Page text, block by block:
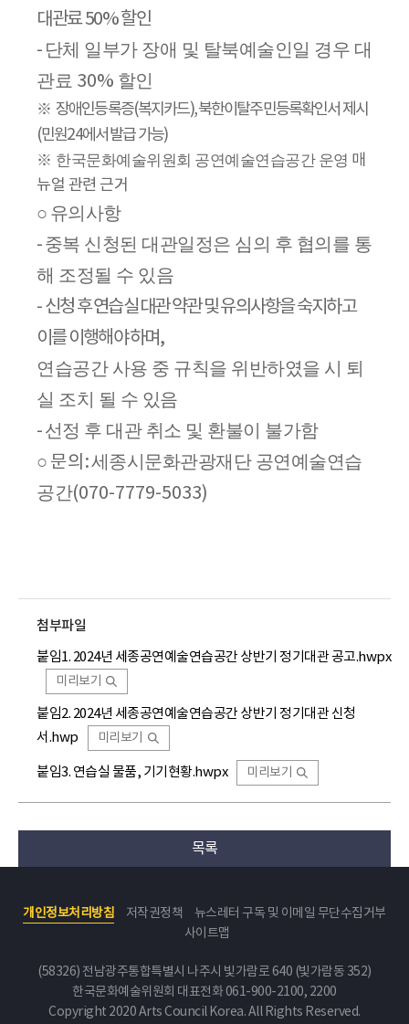
대관료50%할인
- 단체 일부가 장애 및 탈북예술인일 경우 대
관료 30% 할인
※ 장애인등록증(복지카드),북한이탈주민등록확인서 제시
(민원24에서 발급 가능)
※ 한국문화예술위원회 공연예술연습공간 운영 매
뉴얼 관련 근거
○ 유의사항
-중복 신청된 대관일정은 심의 후 협의를 통
해 조정될 수 있음
-신청 후 연습실 대관 약관 및 유의사항을 숙지하고
이를 이행해야 하며,
연습공간 사용 중 규칙을 위반하였을 시 퇴
실 조치 될 수 있음
-선정 후 대관 취소 및 환불이 불가함
○ 문 의 :세종시문화관광재단 공연예술연습
공간(070-7779-5033)
첨부파일
붙임1. 2024년 세종공연예술연습공간 상반기 정기대관 공고.hwpx
미리보기
붙임2. 2024년 세종공연예술연습공간 상반기 정기대관 신청
서.hwp
미리보기
붙임3. 연습실 물품, 기기현황.hwpx 미리보기
목록
개인정보처리방침 저작권정책
뉴스레터 구독 및 이메일 무단수집거부
사이트맵
(58326) 전남광주통합특별시 나주시 빛가람로 640 (빛가람동 352)
한국문화예술위원회 대표전화 061-900-2100, 2200
Copyright 2020 Arts Council Korea. All Rights Reserved.